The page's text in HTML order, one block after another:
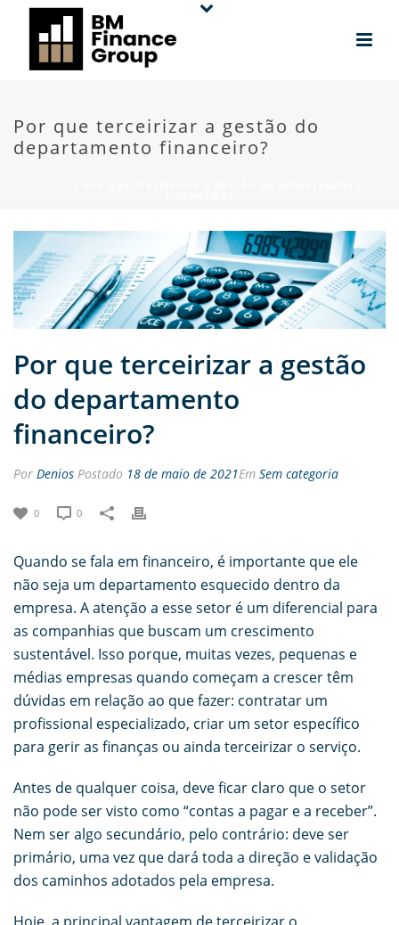
Por que terceirizar a gestão do
departamento financeiro?
Por que terceirizar a gestão
do departamento
financeiro?
Por Denios Postado 18 de maio de 2021Em Sem categoria
0 0
Quando se fala em financeiro, é importante que ele
não seja um departamento esquecido dentro da
empresa. A atenção a esse setor é um diferencial para
as companhias que buscam um crescimento
sustentável. Isso porque, muitas vezes, pequenas e
médias empresas quando começam a crescer têm
dúvidas em relação ao que fazer: contratar um
profissional especializado, criar um setor específico
para gerir as finanças ou ainda terceirizar o serviço.
Antes de qualquer coisa, deve ficar claro que o setor
não pode ser visto como “contas a pagar e a receber”.
Nem ser algo secundário, pelo contrário: deve ser
primário, uma vez que dará toda a direção e validação
dos caminhos adotados pela empresa.